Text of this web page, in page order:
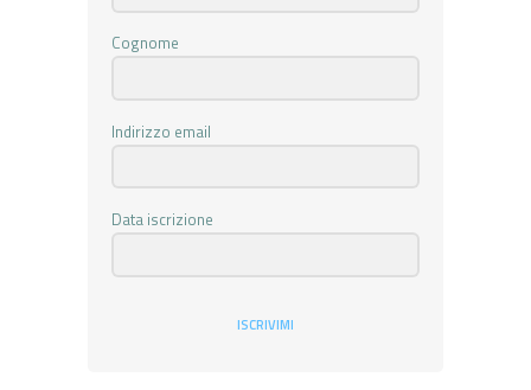
Cognome
Indirizzo email
Data iscrizione
ISCRIVIMI